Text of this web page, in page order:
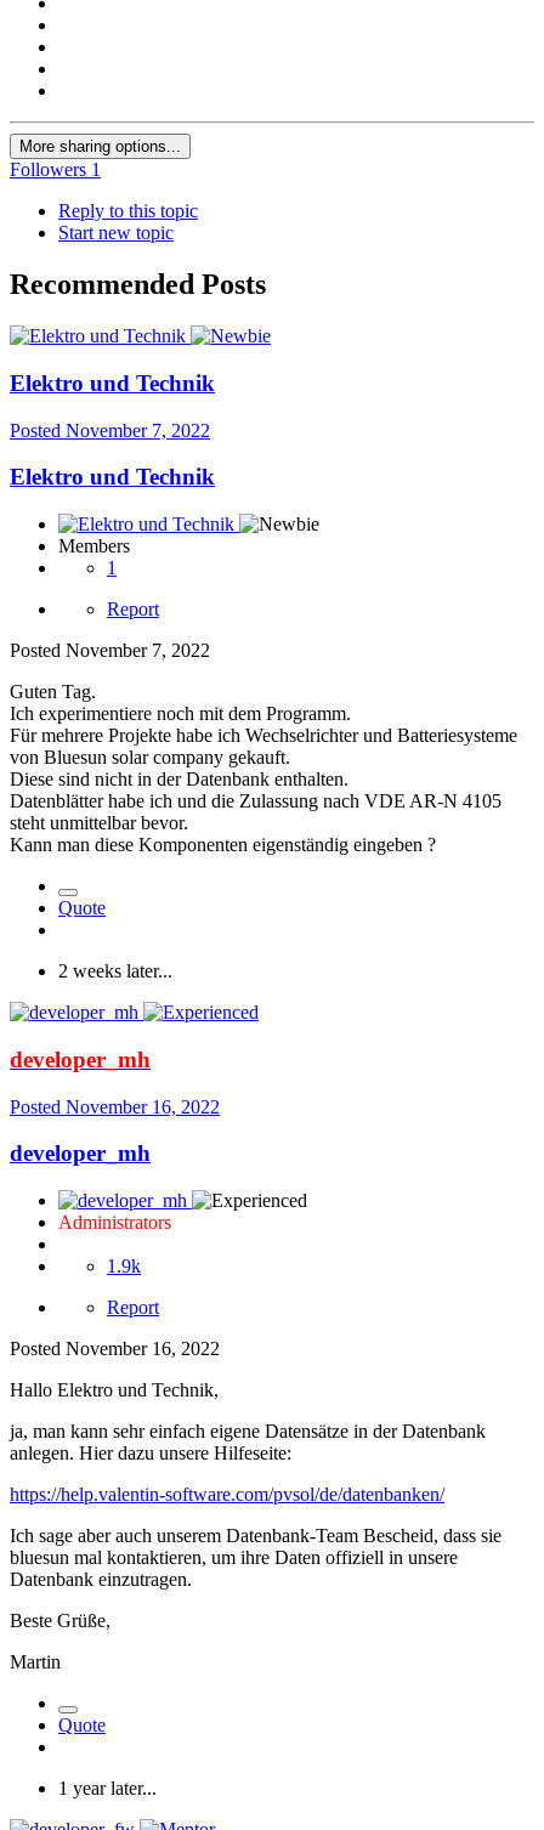
More sharing options...
Followers 1
Reply to this topic
Start new topic
Recommended Posts
Elektro und Technik
Posted November 7, 2022
Elektro und Technik
Members
1
Report
Posted November 7, 2022
Guten Tag.
Ich experimentiere noch mit dem Programm.
Für mehrere Projekte habe ich Wechselrichter und Batteriesysteme
von Bluesun solar company gekauft.
Diese sind nicht in der Datenbank enthalten.
Datenblätter habe ich und die Zulassung nach VDE AR-N 4105
steht unmittelbar bevor.
Kann man diese Komponenten eigenständig eingeben ?
Quote
2 weeks later...
developer_mh
Posted November 16, 2022
developer_mh
Administrators
1.9k
Report
Posted November 16, 2022
Hallo Elektro und Technik,
ja, man kann sehr einfach eigene Datensätze in der Datenbank
anlegen. Hier dazu unsere Hilfeseite:
https://help.valentin-software.com/pvsol/de/datenbanken/
Ich sage aber auch unserem Datenbank-Team Bescheid, dass sie
bluesun mal kontaktieren, um ihre Daten offiziell in unsere
Datenbank einzutragen.
Beste Grüße,
Martin
Quote
1 year later...